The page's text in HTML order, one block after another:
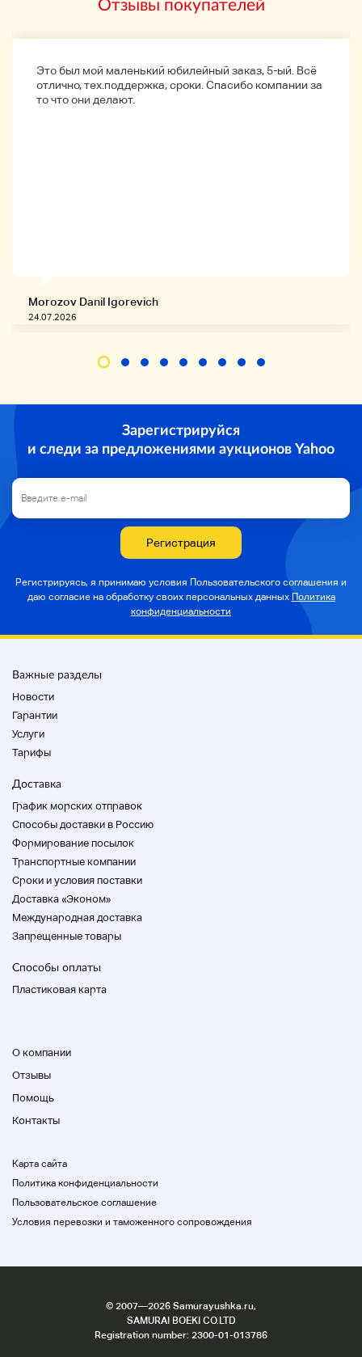
-
-
Количество дверей
Метод привода
топливо
Бензиновые автомобили
Регистратор проверок
История ремонта
Никто
002
Переработка депозита
0
-
Ручка
Несколько владельцев
Это был мой маленький юбилейный заказ, 5-ый. Всё
отлично, тех.поддержка, сроки. Спасибо компании за
то что они делают.
Morozov Danil Igorevich
24.07.2026
Зарегистрируйся
и следи за предложениями аукционов Yahoo
Регистрация
Регистрируясь, я принимаю условия Пользовательского соглашения и
даю согласие на обработку своих персональных данных Политика
конфиденциальности
Важные разделы
Новости
Гарантии
Услуги
Тарифы
Доставка
График морских отправок
Способы доставки в Россию
Формирование посылок
Транспортные компании
Cроки и условия поставки
Доставка «Эконом»
Международная доставка
Запрещенные товары
Способы оплаты
Пластиковая карта
О компании
Отзывы
Помощь
Контакты
Карта сайта
Политика конфиденциальности
Пользовательское соглашение
Условия перевозки и таможенного сопровождения
© 2007—2026 Samurayushka.ru,
SAMURAI BOEKI CO.LTD
Registration number: 2300-01-013786